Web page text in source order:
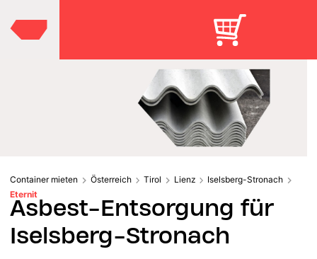
Container mieten Österreich Tirol Lienz
Iselsberg-Stronach
Eternit
Asbest-Entsorgung für
Iselsberg-Stronach